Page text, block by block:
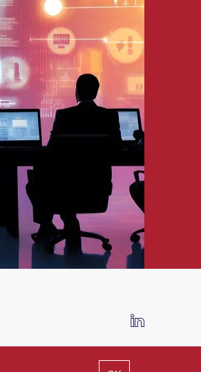
DATENSCHUTZ AGB